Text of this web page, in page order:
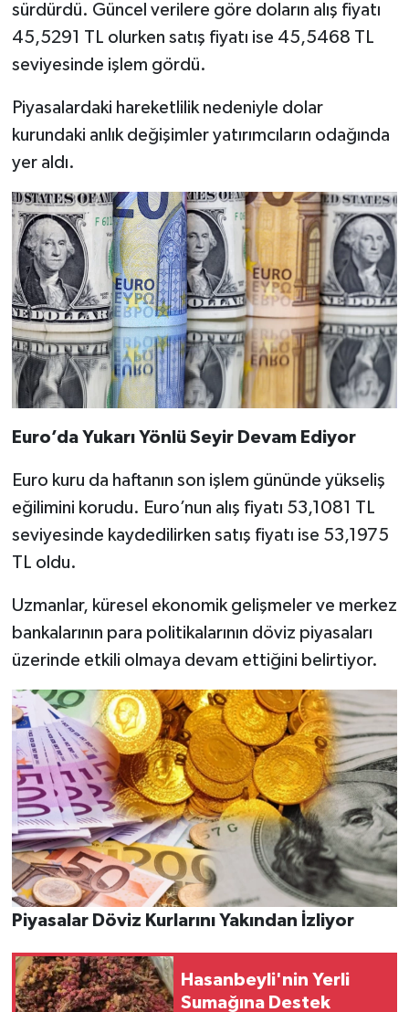
sürdürdü. Güncel verilere göre doların alış fiyatı
45,5291 TL olurken satış fiyatı ise 45,5468 TL
seviyesinde işlem gördü.
Piyasalardaki hareketlilik nedeniyle dolar
kurundaki anlık değişimler yatırımcıların odağında
yer aldı.
Euro’da Yukarı Yönlü Seyir Devam Ediyor
Euro kuru da haftanın son işlem gününde yükseliş
eğilimini korudu. Euro’nun alış fiyatı 53,1081 TL
seviyesinde kaydedilirken satış fiyatı ise 53,1975
TL oldu.
Uzmanlar, küresel ekonomik gelişmeler ve merkez
bankalarının para politikalarının döviz piyasaları
üzerinde etkili olmaya devam ettiğini belirtiyor.
Piyasalar Döviz Kurlarını Yakından İzliyor
Hasanbeyli'nin Yerli
Sumağına Destek